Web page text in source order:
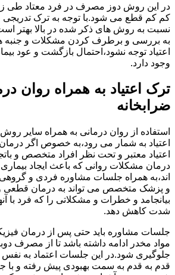
در این روش دوز مصرف در فرد معتاد طی
کم کم قطع می شود.با توجه به ترک تدریجی
نسبت به روش های ذکر شده در بالا بهتر
به بررسی و برطرف کردن مشکلات و جنبه
اعتیاد توجه نشود،احتمال بازگشت و عود
وجود دارد.
ترک اعتیاد به همراه روان
ضرابخانه
استفاده از روان درمانی به همراه سایر
اعتیاد به شمار می رود،به خصوص اگر
اعتیاد معتبر و تحت نظر افراد متخصص و
درمان مشکلات روانی که باعث ایجاد بیماری
اند،به همراه جلسات مشاوره فردی و
و پزشک متخصص می تواند به درمان قطعی و
بیانجامد و خطرات و مشکلاتی را که فرد با
شدت کاهش دهد.
جلسات مشاوره باید حتی پس از درمان
مواد مخدر ادامه داشته باشد تا از مصرف
جلوگیری شود.در این جلسات اعتماد به نفس
قدم به قدم به سمت بهبودی پیش رفته و با